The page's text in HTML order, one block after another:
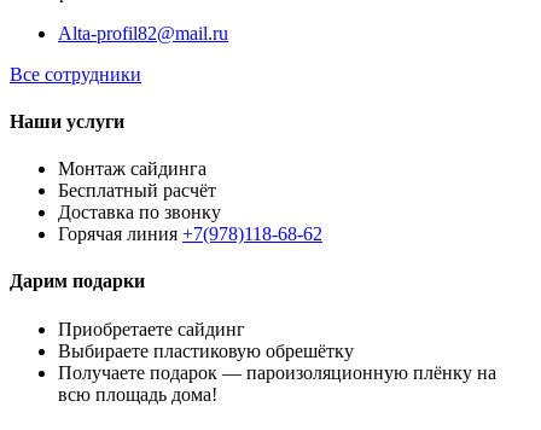
Alta-profil82@mail.ru
Все сотрудники
Наши услуги
Монтаж сайдинга
Бесплатный расчёт
Доставка по звонку
Горячая линия +7(978)118-68-62
Дарим подарки
Приобретаете сайдинг
Выбираете пластиковую обрешётку
Получаете подарок — пароизоляционную плёнку на
всю площадь дома!